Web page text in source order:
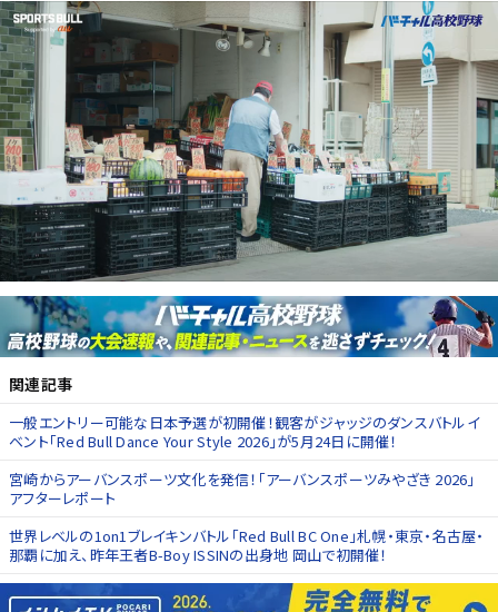
関連記事
一般エントリー可能な日本予選が初開催！観客がジャッジのダンスバトルイ
ベント「Red Bull Dance Your Style 2026」が5月24日に開催！
宮崎からアーバンスポーツ文化を発信！「アーバンスポーツみやざき 2026」
アフターレポート
世界レベルの1on1ブレイキンバトル「Red Bull BC One」札幌・東京・名古屋・
那覇に加え、昨年王者B-Boy ISSINの出身地 岡山で初開催！